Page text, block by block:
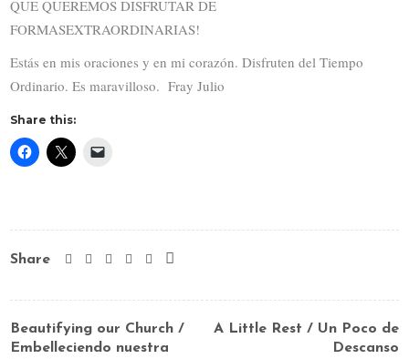
QUE QUEREMOS DISFRUTAR DE
FORMASEXTRAORDINARIAS!
Estás en mis oraciones y en mi corazón. Disfruten del Tiempo
Ordinario. Es maravilloso. Fray Julio
Share this:
Share
Beautifying our Church /
Embelleciendo nuestra
A Little Rest / Un Poco de
Descanso